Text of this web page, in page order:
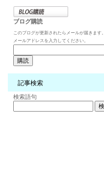
ブログ購読
このブログが更新されたらメールが届きます。
メールアドレスを入力してください。
記事検索
検索語句